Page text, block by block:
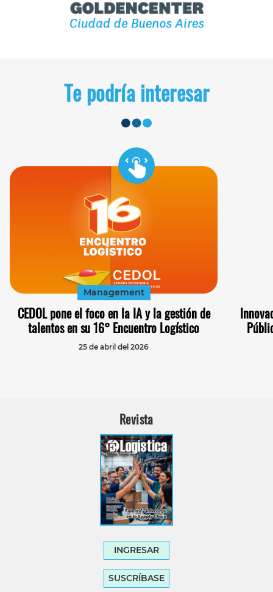
Te podría interesar
Management
CEDOL pone el foco en la IA y la gestión de
talentos en su 16° Encuentro Logístico
25 de abril del 2026
Revista
INGRESAR
SUSCRÍBASE